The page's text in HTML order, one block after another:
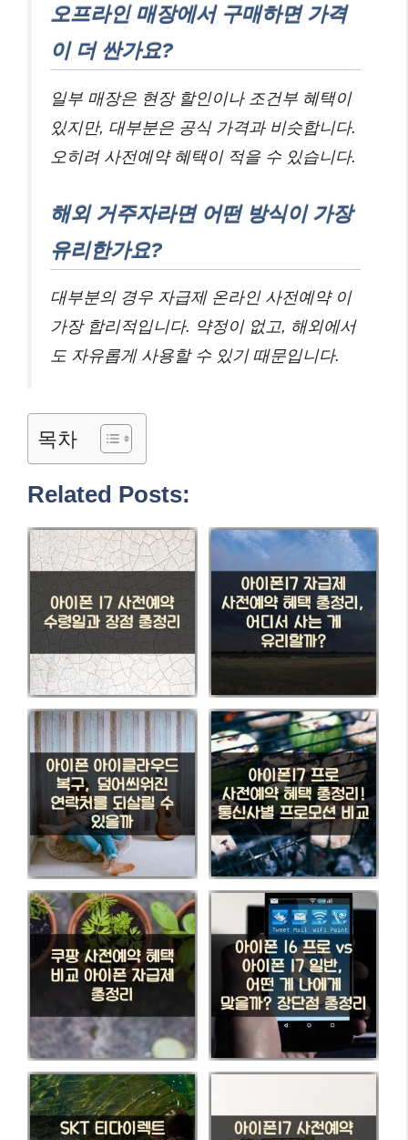
오프라인 매장에서 구매하면 가격
이 더 싼가요?
일부 매장은 현장 할인이나 조건부 혜택이
있지만, 대부분은 공식 가격과 비슷합니다.
오히려 사전예약 혜택이 적을 수 있습니다.
해외 거주자라면 어떤 방식이 가장
유리한가요?
대부분의 경우 자급제 온라인 사전예약 이
가장 합리적입니다. 약정이 없고, 해외에서
도 자유롭게 사용할 수 있기 때문입니다.
목차
Related Posts: